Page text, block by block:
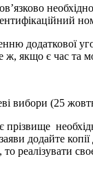
додаткової
якщо є час та
вибори (25
прізвище
додайте
то реалізувати